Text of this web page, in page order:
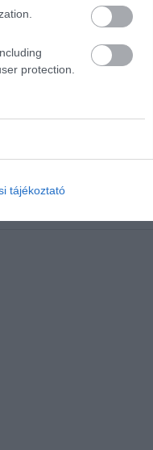
protection.
tájékoztató